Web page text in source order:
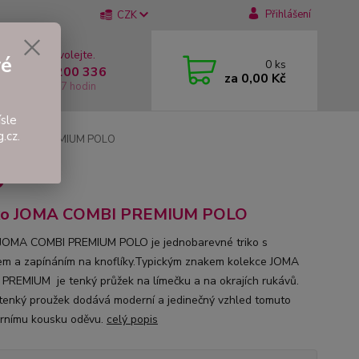
CZK Přihlášení
si rady? Zavolejte.
737 200 336
Pátek: 8 - 17 hodin
0 ks
za 0,00 Kč
PREMIUM POLO
JOMA COMBI PREMIUM POLO
COMBI PREMIUM POLO je jednobarevné triko s
a zapínáním na knoflíky.Typickým znakem kolekce JOMA
PREMIUM je tenký průžek na límečku a na okrajích rukávů.
proužek dodává moderní a jedinečný vzhled tomuto
kousku oděvu. celý popis